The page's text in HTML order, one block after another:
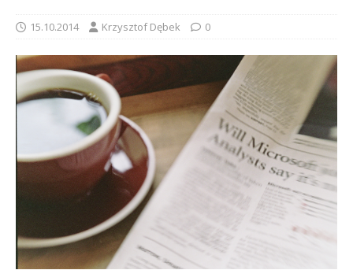
15.10.2014 Krzysztof Dębek 0